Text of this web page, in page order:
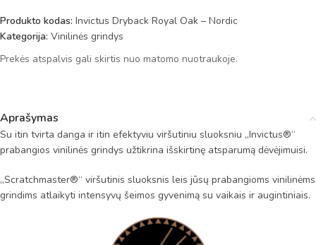
Produkto kodas: Invictus Dryback Royal Oak – Nordic
Kategorija: Vinilinės grindys
Prekės atspalvis gali skirtis nuo matomo nuotraukoje.
Aprašymas
Su itin tvirta danga ir itin efektyviu viršutiniu sluoksniu „Invictus®“
prabangios vinilinės grindys užtikrina išskirtinę atsparumą dėvėjimuisi.
„Scratchmaster®“ viršutinis sluoksnis leis jūsų prabangioms vinilinėms
grindims atlaikyti intensyvų šeimos gyvenimą su vaikais ir augintiniais.